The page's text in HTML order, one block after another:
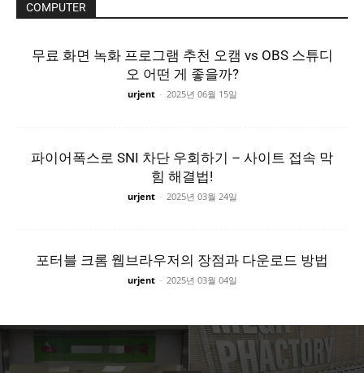
COMPUTER
무료 화면 녹화 프로그램 추천 오캠 vs OBS 스튜디
오 어떤 게 좋을까?
urjent - 2025년 06월 15일
파이어폭스로 SNI 차단 우회하기 – 사이트 접속 막
힘 해결법!
urjent - 2025년 03월 24일
포터블 크롬 웹브라우저의 장점과 다운로드 방법
urjent - 2025년 03월 04일